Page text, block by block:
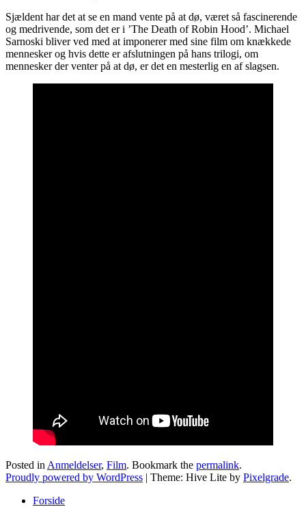
Sjældent har det at se en mand vente på at dø, været så fascinerende
og medrivende, som det er i ’The Death of Robin Hood’. Michael
Sarnoski bliver ved med at imponerer med sine film om knækkede
mennesker og hvis dette er afslutningen på hans trilogi, om
mennesker der venter på at dø, er det en mesterlig en af slagsen.
Posted in Anmeldelser, Film. Bookmark the permalink.
Proudly powered by WordPress | Theme: Hive Lite by Pixelgrade.
Forside